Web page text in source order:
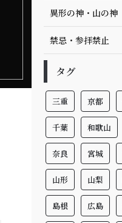
異形の神・山の神
禁忌・参拝禁止
タグ
三重 京都
千葉 和歌山
奈良 宮城
山形 山梨
島根 広島